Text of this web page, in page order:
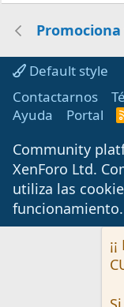
Default style
Contactarnos
Ayuda
Portal
Community
XenForo Ltd.
utiliza las
funcionamiento.